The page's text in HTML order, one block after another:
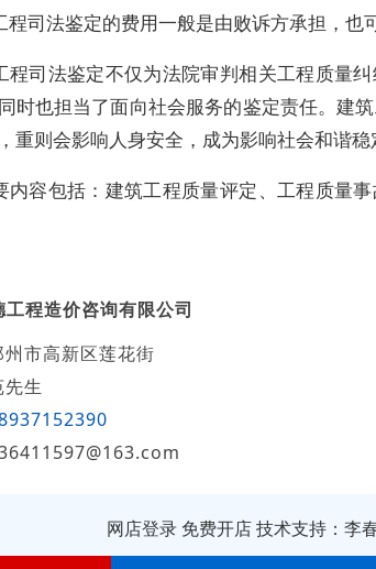
程司法鉴定的费用一般是由败诉方承担，也
程司法鉴定不仅为法院审判相关工程质量
时也担当了面向社会服务的鉴定责任。建
重则会影响人身安全，成为影响社会和谐稳
内容包括：建筑工程质量评定、工程质量
工程造价咨询有限公司
州市高新区莲花街
先生
网店登录 免费开店技术支持：李